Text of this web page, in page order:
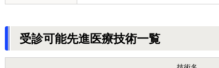
受診可能先進医療技術一覧